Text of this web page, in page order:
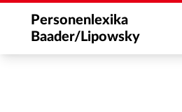
Personenlexika
Baader/Lipowsky